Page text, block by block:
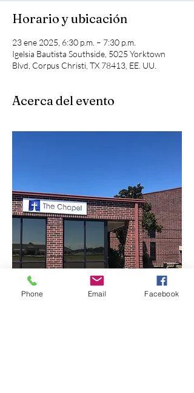
Horario y ubicación
23 ene 2025, 6:30 p.m. – 7:30 p.m.
Igelsia Bautista Southside, 5025 Yorktown
Blvd, Corpus Christi, TX 78413, EE. UU.
Acerca del evento
Phone Email Facebook